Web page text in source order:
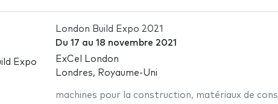
London Build Expo 2021
Du 17 au 18 novembre 2021
ExCel London
Londres, Royaume-Uni
machines pour la construction, matériaux de